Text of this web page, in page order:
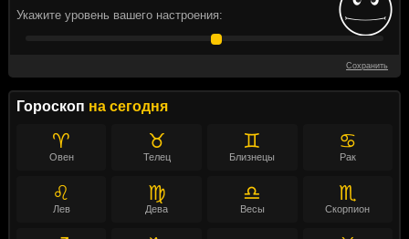
Укажите уровень вашего настроения:
Сохранить
Гороскоп на сегодня
♈
Овен
♉
Телец
♊
Близнецы
♋
Рак
♌
Лев
♍
Дева
♎
Весы
♏
Скорпион